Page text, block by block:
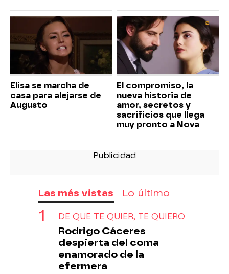
Elisa se marcha de
casa para alejarse de
Augusto
El compromiso, la
nueva historia de
amor, secretos y
sacrificios que llega
muy pronto a Nova
Las más vistas Lo último
DE QUE TE QUIER, TE QUIERO
Rodrigo Cáceres
despierta del coma
enamorado de la
efermera